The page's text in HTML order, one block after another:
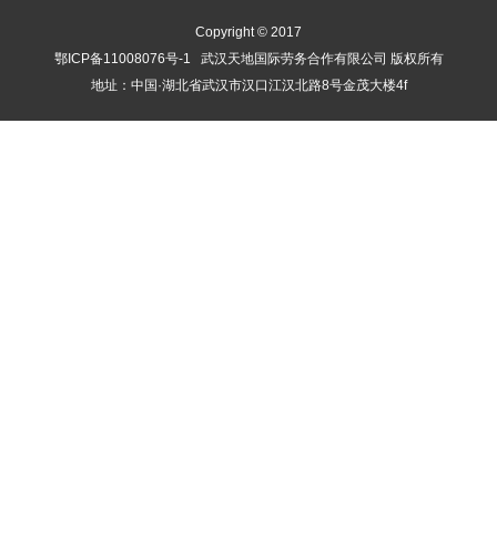
Copyright © 2017
鄂ICP备11008076号-1
武汉天地国际劳务合作有限公司 版权所有
地址：中国·湖北省武汉市汉口江汉北路8号金茂大楼4f